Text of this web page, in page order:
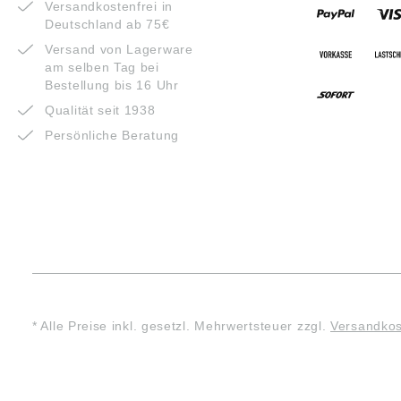
Versandkostenfrei in
Deutschland ab 75€
Versand von Lagerware
am selben Tag bei
Bestellung bis 16 Uhr
Qualität seit 1938
Persönliche Beratung
* Alle Preise inkl. gesetzl. Mehrwertsteuer zzgl.